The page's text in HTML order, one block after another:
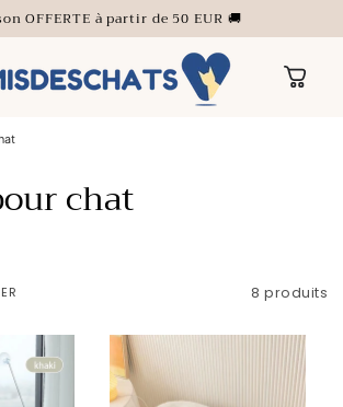
OFFERTE à partir de 50 EUR 🚚
Panier
chat
8 produits